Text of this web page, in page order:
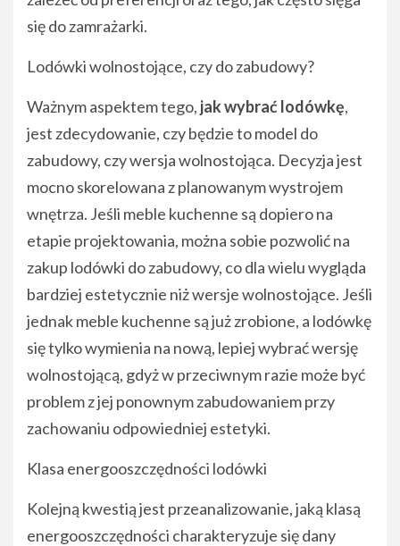
się do zamrażarki.
Lodówki wolnostojące, czy do zabudowy?
Ważnym aspektem tego, jak wybrać lodówkę,
jest zdecydowanie, czy będzie to model do
zabudowy, czy wersja wolnostojąca. Decyzja jest
mocno skorelowana z planowanym wystrojem
wnętrza. Jeśli meble kuchenne są dopiero na
etapie projektowania, można sobie pozwolić na
zakup lodówki do zabudowy, co dla wielu wygląda
bardziej estetycznie niż wersje wolnostojące. Jeśli
jednak meble kuchenne są już zrobione, a lodówkę
się tylko wymienia na nową, lepiej wybrać wersję
wolnostojącą, gdyż w przeciwnym razie może być
problem z jej ponownym zabudowaniem przy
zachowaniu odpowiedniej estetyki.
Klasa energooszczędności lodówki
Kolejną kwestią jest przeanalizowanie, jaką klasą
energooszczędności charakteryzuje się dany